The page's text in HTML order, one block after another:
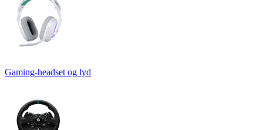
Gaming-headset og lyd